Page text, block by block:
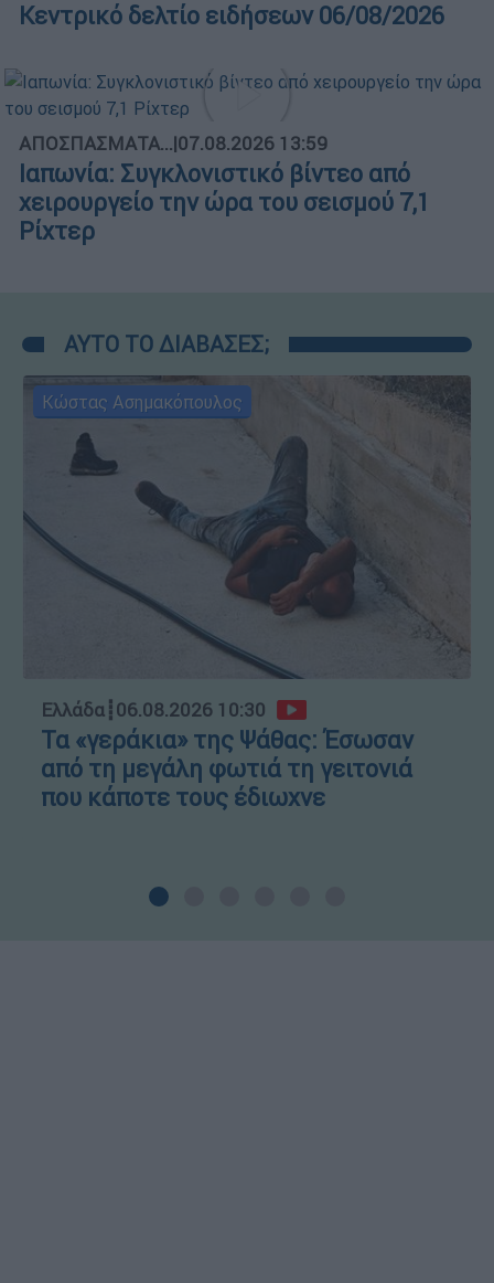
Κεντρικό δελτίο ειδήσεων 06/08/2026
ΑΠΟΣΠΑΣΜΑΤΑ...|07.08.2026 13:59
Ιαπωνία: Συγκλονιστικό βίντεο από
χειρουργείο την ώρα του σεισμού 7,1
Ρίχτερ
ΑΥΤΟ ΤΟ ΔΙΑΒΑΣΕΣ;
Κώστας Ασημακόπουλος
Ελλάδα┋06.08.2026 10:30
Τα «γεράκια» της Ψάθας: Έσωσαν
από τη μεγάλη φωτιά τη γειτονιά
που κάποτε τους έδιωχνε